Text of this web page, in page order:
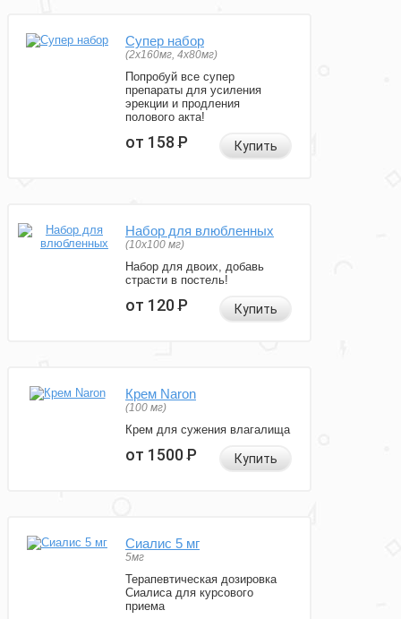
Супер набор
(2х160мг, 4х80мг)
Попробуй все супер
препараты для усиления
эрекции и продления
полового акта!
от 158Р Купить
Набор для влюбленных
(10х100 мг)
Набор для двоих, добавь
страсти в постель!
от 120Р Купить
Крем Naron
(100 мг)
Крем для сужения влагалища
от 1500Р Купить
Сиалис 5 мг
5мг
Терапевтическая дозировка
Сиалиса для курсового
приема